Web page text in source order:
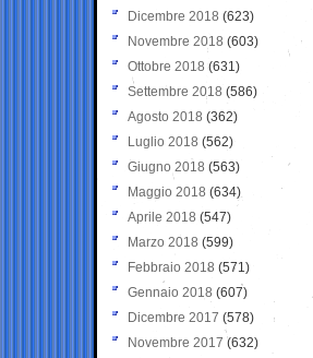
Dicembre 2018 (623)
Novembre 2018 (603)
Ottobre 2018 (631)
Settembre 2018 (586)
Agosto 2018 (362)
Luglio 2018 (562)
Giugno 2018 (563)
Maggio 2018 (634)
Aprile 2018 (547)
Marzo 2018 (599)
Febbraio 2018 (571)
Gennaio 2018 (607)
Dicembre 2017 (578)
Novembre 2017 (632)